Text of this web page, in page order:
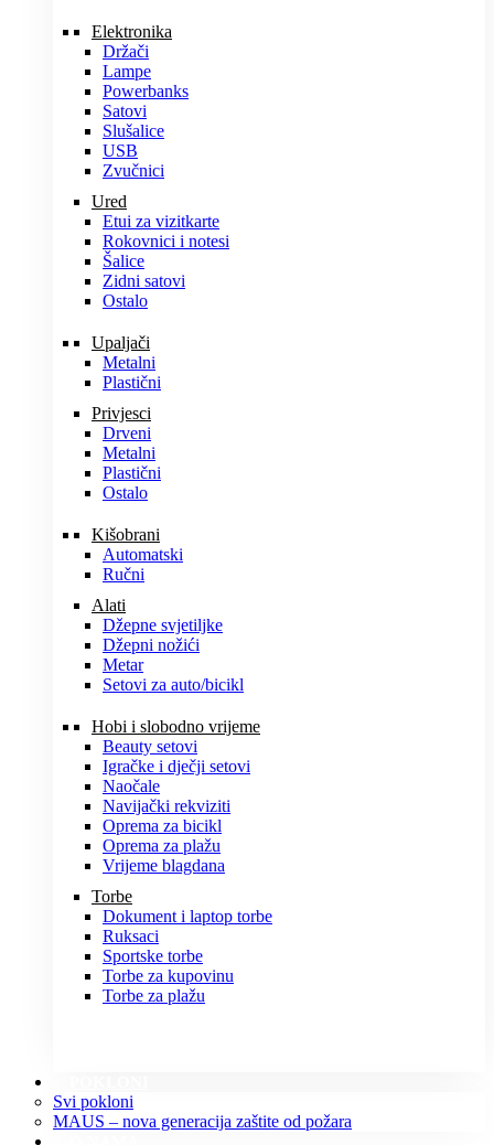
Elektronika
Držači
Lampe
Powerbanks
Satovi
Slušalice
USB
Zvučnici
Ured
Etui za vizitkarte
Rokovnici i notesi
Šalice
Zidni satovi
Ostalo
Upaljači
Metalni
Plastični
Privjesci
Drveni
Metalni
Plastični
Ostalo
Kišobrani
Automatski
Ručni
Alati
Džepne svjetiljke
Džepni nožići
Metar
Setovi za auto/bicikl
Hobi i slobodno vrijeme
Beauty setovi
Igračke i dječji setovi
Naočale
Navijački rekviziti
Oprema za bicikl
Oprema za plažu
Vrijeme blagdana
Torbe
Dokument i laptop torbe
Ruksaci
Sportske torbe
Torbe za kupovinu
Torbe za plažu
Svi pokloni
MAUS – nova generacija zaštite od požara